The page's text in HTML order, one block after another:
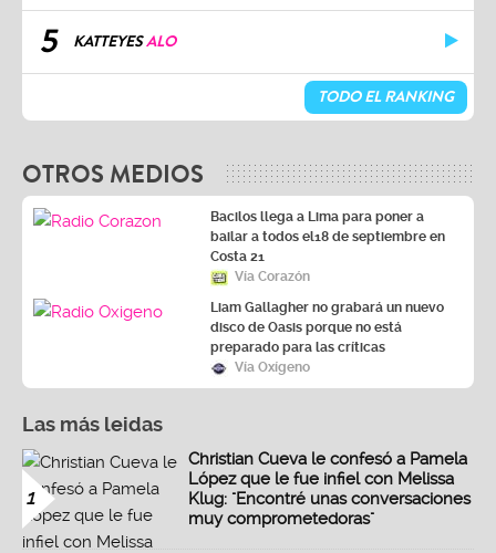
5 KATTEYESALO
TODO EL RANKING
OTROS MEDIOS
Bacilos llega a Lima para poner a
bailar a todos el18 de septiembre en
Costa 21
Vía Corazón
Liam Gallagher no grabará un nuevo
disco de Oasis porque no está
preparado para las críticas
Vía Oxígeno
Las más leidas
1
Christian Cueva le confesó a Pamela
López que le fue infiel con Melissa
Klug: "Encontré unas conversaciones
muy comprometedoras"